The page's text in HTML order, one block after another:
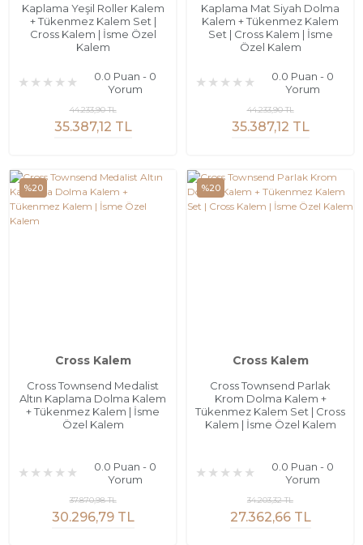
Kaplama Yeşil Roller Kalem
+ Tükenmez Kalem Set |
Cross Kalem | İsme Özel
Kalem
0.0 Puan - 0
Yorum
35.387,12 TL
44.233,90 TL
Kaplama Mat Siyah Dolma
Kalem + Tükenmez Kalem
Set | Cross Kalem | İsme
Özel Kalem
0.0 Puan - 0
Yorum
35.387,12 TL
44.233,90 TL
%20
Cross Kalem
Cross Townsend Medalist
Altın Kaplama Dolma Kalem
+ Tükenmez Kalem | İsme
Özel Kalem
0.0 Puan - 0
Yorum
30.296,79 TL
37.870,98 TL
%20
Cross Kalem
Cross Townsend Parlak
Krom Dolma Kalem +
Tükenmez Kalem Set | Cross
Kalem | İsme Özel Kalem
0.0 Puan - 0
Yorum
27.362,66 TL
34.203,32 TL